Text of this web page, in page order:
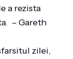
a rezista
– Gareth
zilei,